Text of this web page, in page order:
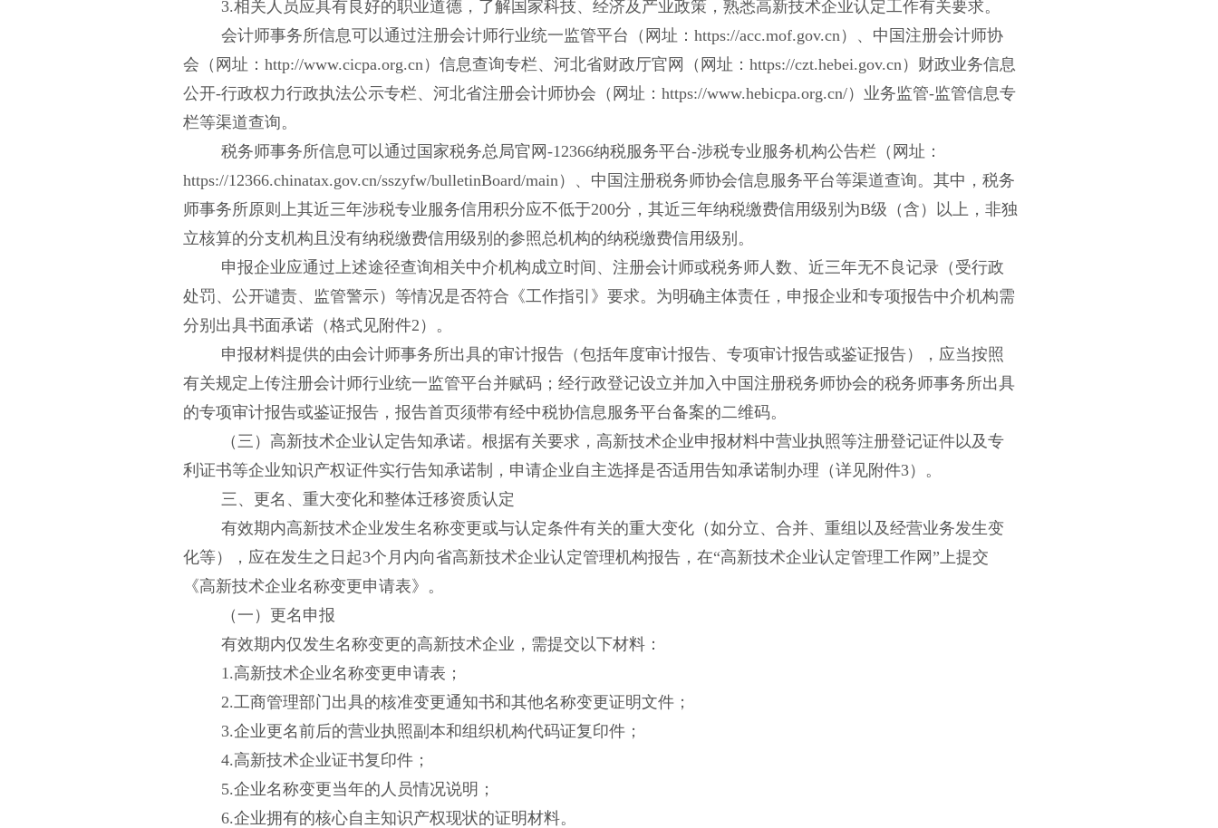
3.相关人员应具有良好的职业道德，了解国家科技、经济及产业政策，熟悉高新技术企业认定工作有关要求。
会计师事务所信息可以通过注册会计师行业统一监管平台（网址： https://acc.mof.gov.cn）、中国注册会计师协
会（网址：http://www.cicpa.org.cn）信息查询专栏、河北省财政厅官网（网址：https://czt.hebei.gov.cn）财政业务信息
公开-行政权力行政执法公示专栏、河北省注册会计师协会（网址：https://www.hebicpa.org.cn/）业务监管-监管信息专
栏等渠道查询。
税务师事务所信息可以通过国家税务总局官网 -12366纳税服务平台-涉税专业服务机构公告栏（网址：
https://12366.chinatax.gov.cn/sszyfw/bulletinBoard/main）、中国注册税务师协会信息服务平台等渠道查询。其中，税务
师事务所原则上其近三年涉税专业服务信用积分应不低于200分，其近三年纳税缴费信用级别为B级（含）以上，非独
立核算的分支机构且没有纳税缴费信用级别的参照总机构的纳税缴费信用级别。
申报企业应通过上述途径查询相关中介机构成立时间、注册会计师或税务师人数、近三年无不良记录（受行政
处罚、公开谴责、监管警示）等情况是否符合《工作指引》要求。为明确主体责任，申报企业和专项报告中介机构需
分别出具书面承诺（格式见附件2）。
申报材料提供的由会计师事务所出具的审计报告（包括年度审计报告、专项审计报告或鉴证报告），应当按照
有关规定上传注册会计师行业统一监管平台并赋码；经行政登记设立并加入中国注册税务师协会的税务师事务所出具
的专项审计报告或鉴证报告，报告首页须带有经中税协信息服务平台备案的二维码。
（三）高新技术企业认定告知承诺。根据有关要求，高新技术企业申报材料中营业执照等注册登记证件以及专
利证书等企业知识产权证件实行告知承诺制，申请企业自主选择是否适用告知承诺制办理（详见附件3）。
三、更名、重大变化和整体迁移资质认定
有效期内高新技术企业发生名称变更或与认定条件有关的重大变化（如分立、合并、重组以及经营业务发生变
化等），应在发生之日起3个月内向省高新技术企业认定管理机构报告，在“高新技术企业认定管理工作网”上提交
《高新技术企业名称变更申请表》。
（一）更名申报
有效期内仅发生名称变更的高新技术企业，需提交以下材料：
1.高新技术企业名称变更申请表；
2.工商管理部门出具的核准变更通知书和其他名称变更证明文件；
3.企业更名前后的营业执照副本和组织机构代码证复印件；
4.高新技术企业证书复印件；
5.企业名称变更当年的人员情况说明；
6.企业拥有的核心自主知识产权现状的证明材料。